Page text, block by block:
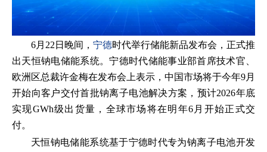
6月22日晚间， 宁德时代举行储能新品发布会，正式推
出天恒钠电储能系统。宁德时代储能事业部首席技术官、
欧洲区总裁许金梅在发布会上表示，中国市场将于今年9月
开始向客户交付首批钠离子电池解决方案，预计2026年底
实现GWh级出货量，全球市场将在明年6月开始正式交
付。
天恒钠电储能系统基于宁德时代专为钠离子电池开发